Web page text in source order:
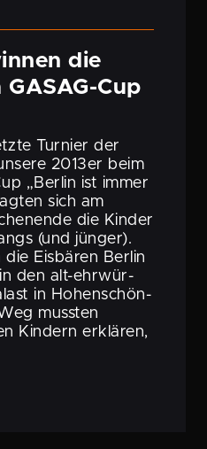
die
GASAG-Cup
Turnier der
2013er beim
„Berlin ist immer
sich am
die Kinder
(und jünger).
Eisbären Berlin
den alt-ehrwür­
in Hohen­schön­
mussten
Kindern erklären,